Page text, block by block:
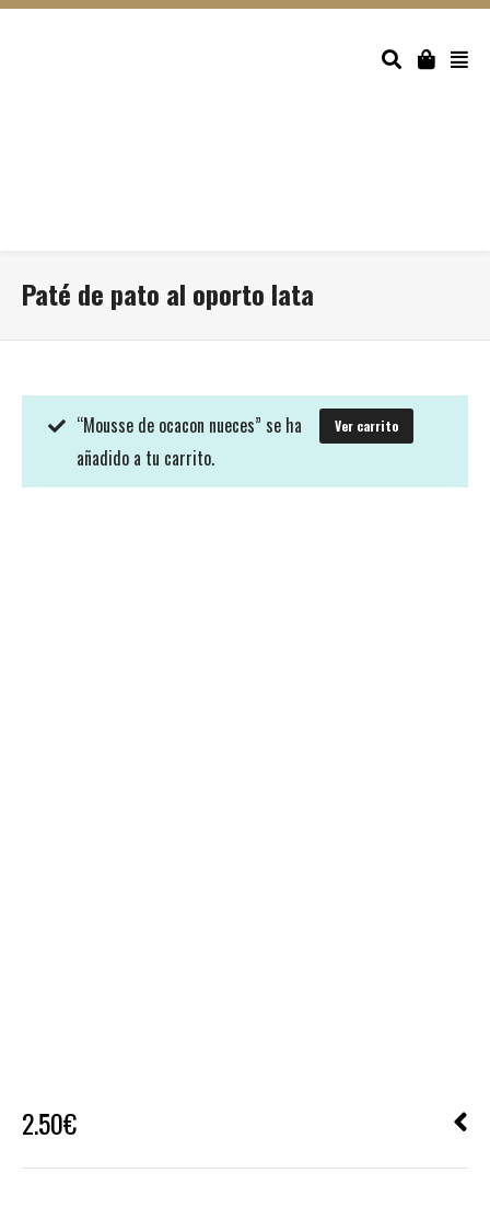
Paté de pato al oporto lata
Ver carrito
“Mousse de ocacon nueces” se ha
añadido a tu carrito.
2.50€